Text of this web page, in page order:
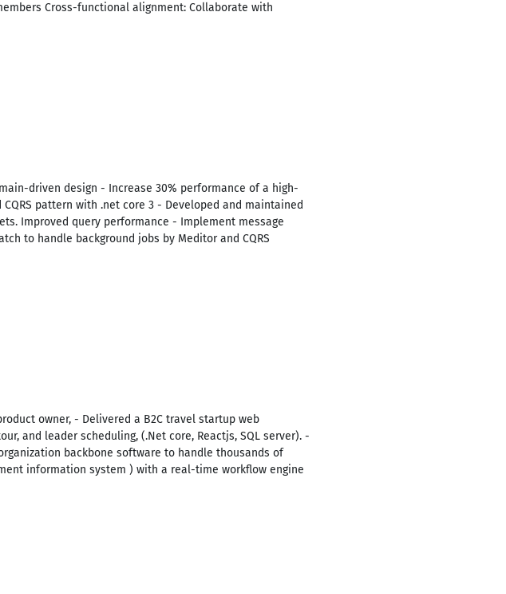
Cross-functional alignment: Collaborate with
driven design - Increase 30% performance of a high-
pattern with .net core 3 - Developed and maintained
Improved query performance - Implement message
to handle background jobs by Meditor and CQRS
owner, - Delivered a B2C travel startup web
and leader scheduling, (.Net core, Reactjs, SQL server). -
backbone software to handle thousands of
information system ) with a real-time workflow engine